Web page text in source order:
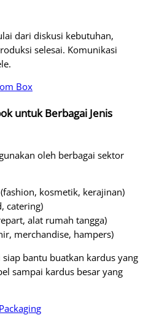
dari diskusi kebutuhan,
selesai. Komunikasi
Box
untuk Berbagai Jenis
oleh berbagai sektor
kosmetik, kerajinan)
catering)
alat rumah tangga)
merchandise, hampers)
bantu buatkan kardus yang
sampai kardus besar yang
g